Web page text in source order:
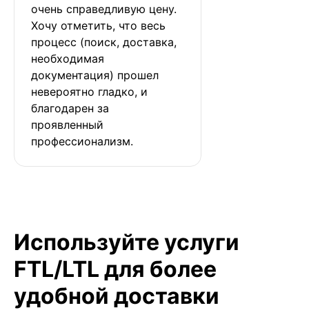
очень справедливую цену.
Хочу отметить, что весь
процесс (поиск, доставка,
необходимая
документация) прошел
невероятно гладко, и
благодарен за
проявленный
профессионализм.
Используйте услуги
FTL/LTL для более
удобной доставки